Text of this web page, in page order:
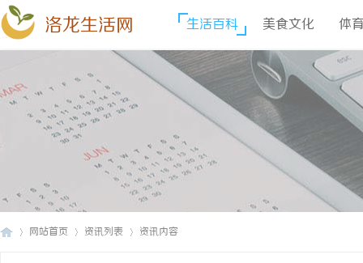
洛龙生活网 生活百科 美食文化 体
网站首页 资讯列表 资讯内容